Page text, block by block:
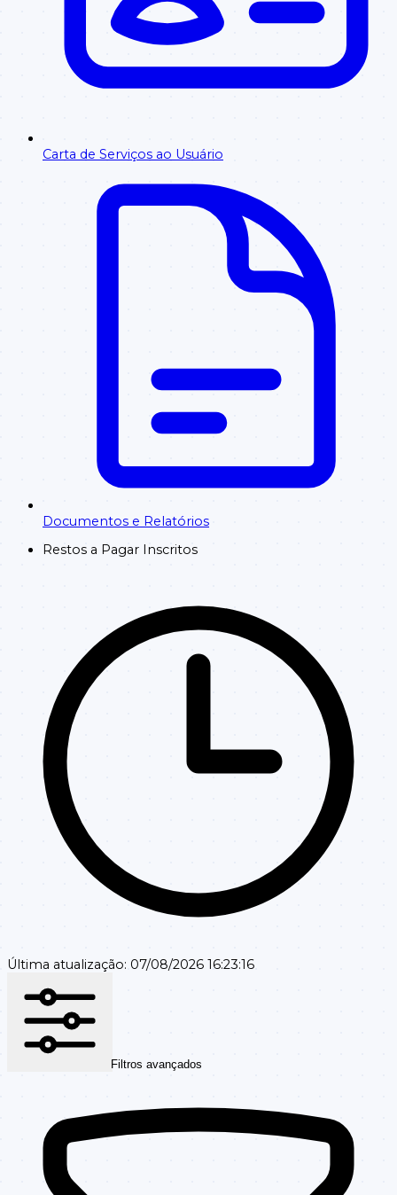
Carta de Serviços ao Usuário
Documentos e Relatórios
Restos a Pagar Inscritos
Última atualização: 07/08/2026 16:23:16
Filtros avançados